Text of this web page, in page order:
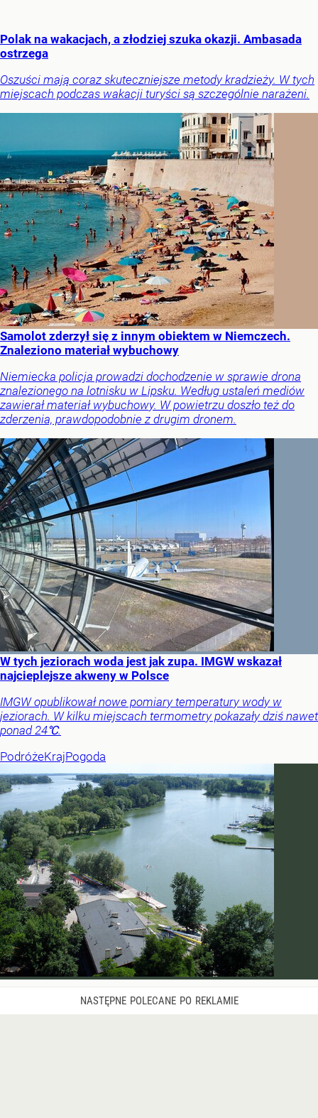
Polak na wakacjach, a złodziej szuka okazji. Ambasada
ostrzega
Oszuści mają coraz skuteczniejsze metody kradzieży. W tych
miejscach podczas wakacji turyści są szczególnie narażeni.
Samolot zderzył się z innym obiektem w Niemczech.
Znaleziono materiał wybuchowy
Niemiecka policja prowadzi dochodzenie w sprawie drona
znalezionego na lotnisku w Lipsku. Według ustaleń mediów
zawierał materiał wybuchowy. W powietrzu doszło też do
zderzenia, prawdopodobnie z drugim dronem.
W tych jeziorach woda jest jak zupa. IMGW wskazał
najcieplejsze akweny w Polsce
IMGW opublikował nowe pomiary temperatury wody w
jeziorach. W kilku miejscach termometry pokazały dziś nawet
ponad 24℃.
PodróżeKrajPogoda